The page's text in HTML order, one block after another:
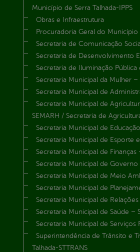
Município de Serra Talhada-IPPS
Obras e Infraestrutura
Procuradoria Geral do Município
Secretaria de Comunicação
Secretaria de Desenvolvimento
Secretaria de Iluminação Pública
Secretaria Municipal da Mulher –
Secretaria Municipal de
Secretaria Municipal de
SEMARH / Secretaria de
Secretaria Municipal de
Secretaria Municipal de Esporte e
Secretaria Municipal de Finanças
Secretaria Municipal de Governo
Secretaria Municipal de Meio
Secretaria Municipal de
Secretaria Municipal de Relações
Secretaria Municipal de Saúde –
Secretaria Municipal de Serviços
Superintendência de Trânsito e
Talhada-STTRANS